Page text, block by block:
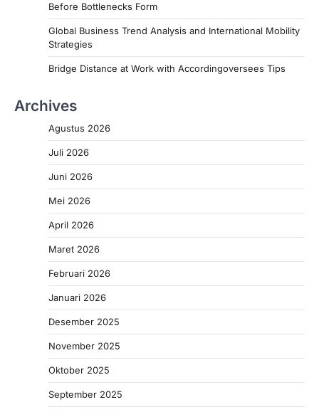
Before Bottlenecks Form
Global Business Trend Analysis and International Mobility
Strategies
Bridge Distance at Work with Accordingoversees Tips
Archives
Agustus 2026
Juli 2026
Juni 2026
Mei 2026
April 2026
Maret 2026
Februari 2026
Januari 2026
Desember 2025
November 2025
Oktober 2025
September 2025